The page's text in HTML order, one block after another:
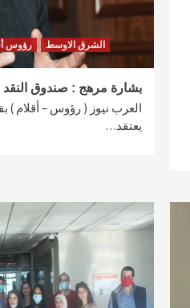
الشرق الاوسط رؤوس
بشارة مرهج : صندوق النقد
العرب نيوز ( رؤوس – أقلام )
يعتقد…